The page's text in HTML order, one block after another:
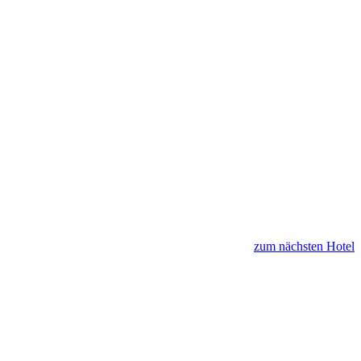
zum nächsten Hotel